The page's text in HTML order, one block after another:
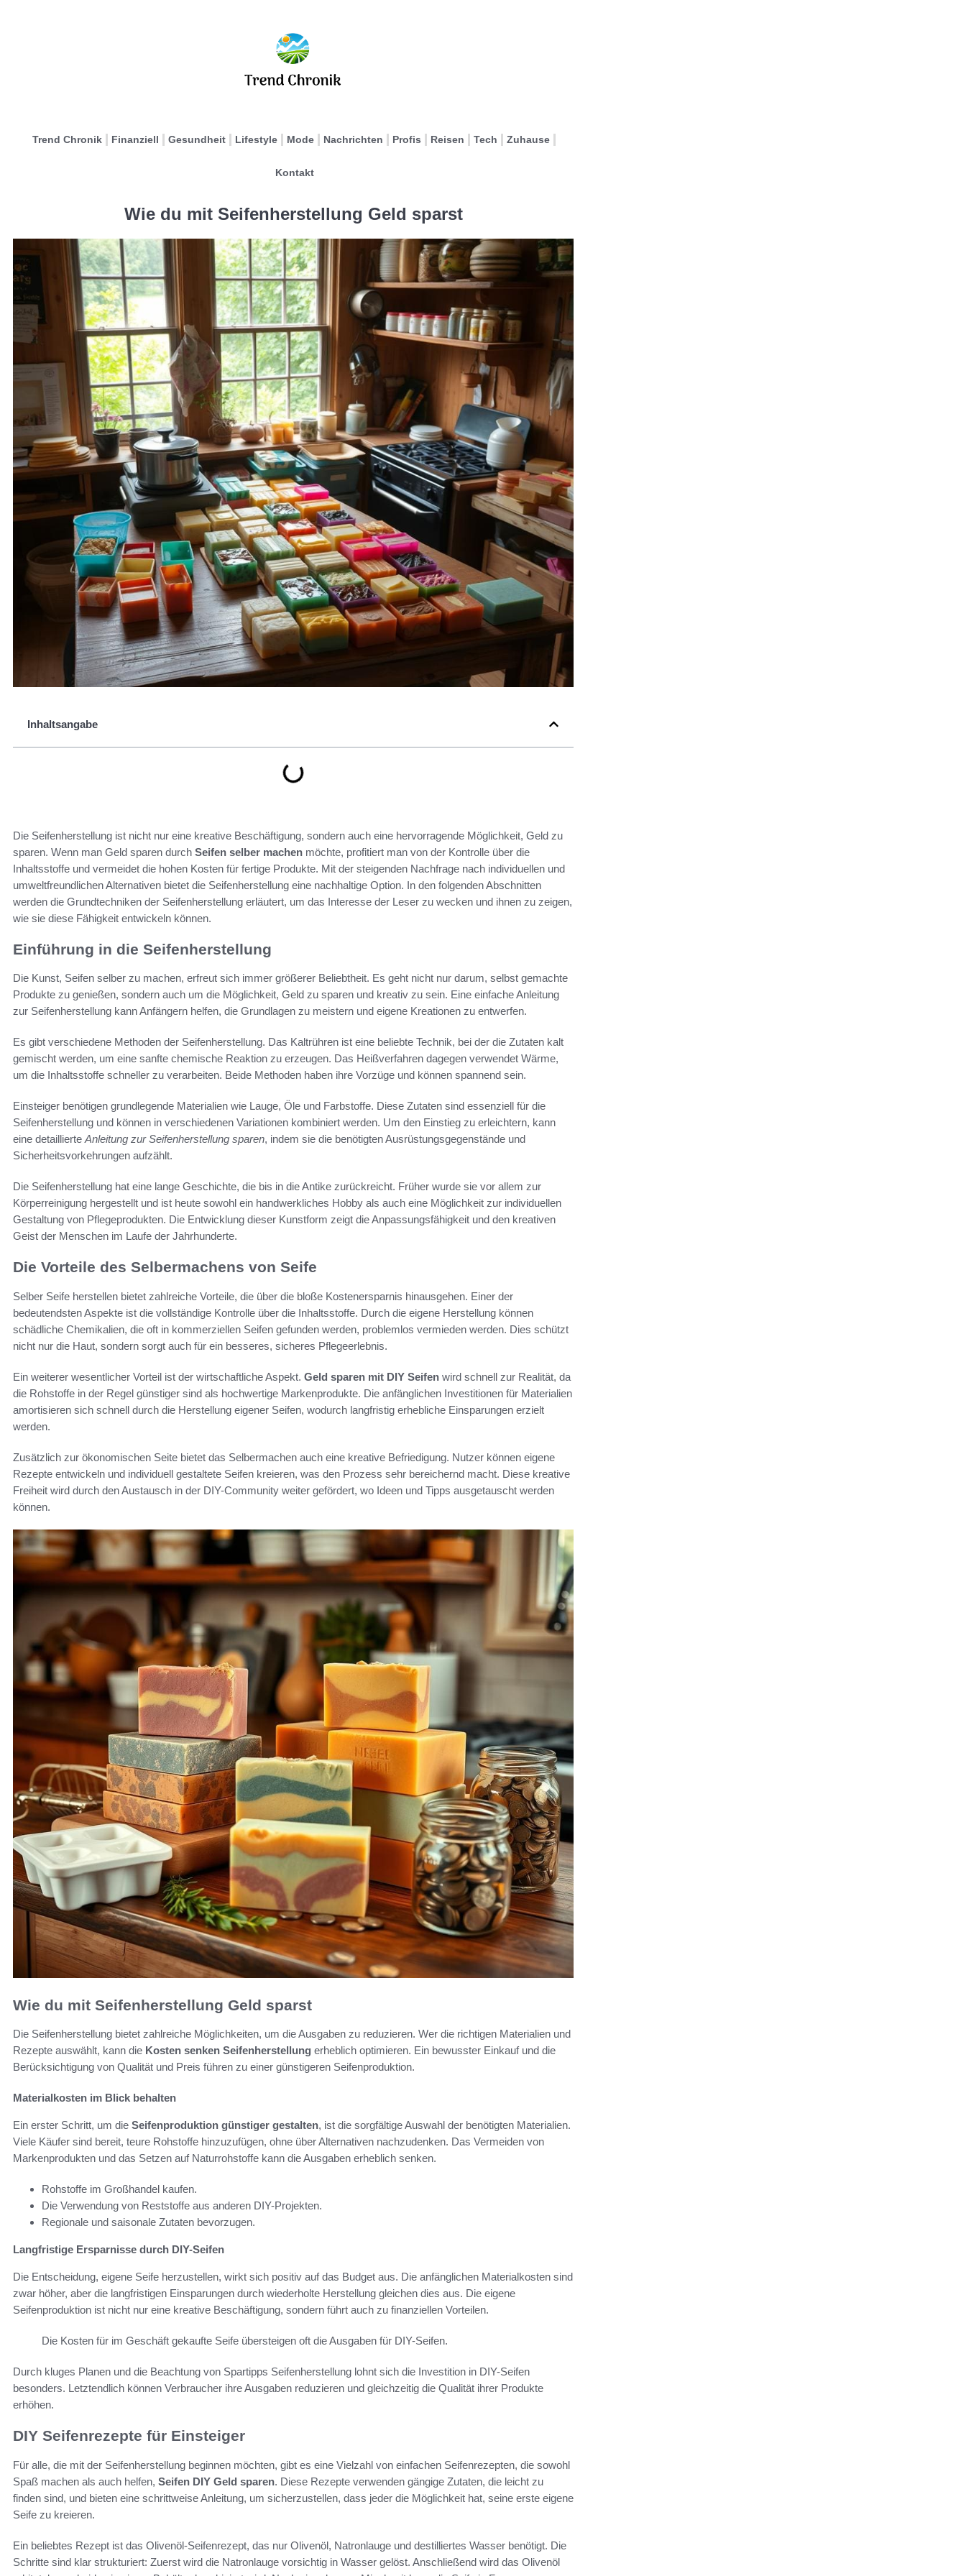
Trend Chronik Finanziell Gesundheit Lifestyle Mode Nachrichten Profis Reisen Tech Zuhause
Kontakt
Wie du mit Seifenherstellung Geld sparst
Inhaltsangabe
Die Seifenherstellung ist nicht nur eine kreative Beschäftigung, sondern auch eine hervorragende Möglichkeit, Geld zu
sparen. Wenn man Geld sparen durch Seifen selber machen möchte, profitiert man von der Kontrolle über die
Inhaltsstoffe und vermeidet die hohen Kosten für fertige Produkte. Mit der steigenden Nachfrage nach individuellen und
umweltfreundlichen Alternativen bietet die Seifenherstellung eine nachhaltige Option. In den folgenden Abschnitten
werden die Grundtechniken der Seifenherstellung erläutert, um das Interesse der Leser zu wecken und ihnen zu zeigen,
wie sie diese Fähigkeit entwickeln können.
Einführung in die Seifenherstellung
Die Kunst, Seifen selber zu machen, erfreut sich immer größerer Beliebtheit. Es geht nicht nur darum, selbst gemachte
Produkte zu genießen, sondern auch um die Möglichkeit, Geld zu sparen und kreativ zu sein. Eine einfache Anleitung
zur Seifenherstellung kann Anfängern helfen, die Grundlagen zu meistern und eigene Kreationen zu entwerfen.
Es gibt verschiedene Methoden der Seifenherstellung. Das Kaltrühren ist eine beliebte Technik, bei der die Zutaten kalt
gemischt werden, um eine sanfte chemische Reaktion zu erzeugen. Das Heißverfahren dagegen verwendet Wärme,
um die Inhaltsstoffe schneller zu verarbeiten. Beide Methoden haben ihre Vorzüge und können spannend sein.
Einsteiger benötigen grundlegende Materialien wie Lauge, Öle und Farbstoffe. Diese Zutaten sind essenziell für die
Seifenherstellung und können in verschiedenen Variationen kombiniert werden. Um den Einstieg zu erleichtern, kann
eine detaillierteAnleitung zur Seifenherstellung sparen, indem sie die benötigten Ausrüstungsgegenstände und
Sicherheitsvorkehrungen aufzählt.
Die Seifenherstellung hat eine lange Geschichte, die bis in die Antike zurückreicht. Früher wurde sie vor allem zur
Körperreinigung hergestellt und ist heute sowohl ein handwerkliches Hobby als auch eine Möglichkeit zur individuellen
Gestaltung von Pflegeprodukten. Die Entwicklung dieser Kunstform zeigt die Anpassungsfähigkeit und den kreativen
Geist der Menschen im Laufe der Jahrhunderte.
Die Vorteile des Selbermachens von Seife
Selber Seife herstellen bietet zahlreiche Vorteile, die über die bloße Kostenersparnis hinausgehen. Einer der
bedeutendsten Aspekte ist die vollständige Kontrolle über die Inhaltsstoffe. Durch die eigene Herstellung können
schädliche Chemikalien, die oft in kommerziellen Seifen gefunden werden, problemlos vermieden werden. Dies schützt
nicht nur die Haut, sondern sorgt auch für ein besseres, sicheres Pflegeerlebnis.
Ein weiterer wesentlicher Vorteil ist der wirtschaftliche Aspekt. Geld sparen mit DIY Seifen wird schnell zur Realität, da
die Rohstoffe in der Regel günstiger sind als hochwertige Markenprodukte. Die anfänglichen Investitionen für Materialien
amortisieren sich schnell durch die Herstellung eigener Seifen, wodurch langfristig erhebliche Einsparungen erzielt
werden.
Zusätzlich zur ökonomischen Seite bietet das Selbermachen auch eine kreative Befriedigung. Nutzer können eigene
Rezepte entwickeln und individuell gestaltete Seifen kreieren, was den Prozess sehr bereichernd macht. Diese kreative
Freiheit wird durch den Austausch in der DIY-Community weiter gefördert, wo Ideen und Tipps ausgetauscht werden
können.
Wie du mit Seifenherstellung Geld sparst
Die Seifenherstellung bietet zahlreiche Möglichkeiten, um die Ausgaben zu reduzieren. Wer die richtigen Materialien und
Rezepte auswählt, kann die Kosten senken Seifenherstellung erheblich optimieren. Ein bewusster Einkauf und die
Berücksichtigung von Qualität und Preis führen zu einer günstigeren Seifenproduktion.
Materialkosten im Blick behalten
Ein erster Schritt, um die Seifenproduktion günstiger gestalten, ist die sorgfältige Auswahl der benötigten Materialien.
Viele Käufer sind bereit, teure Rohstoffe hinzuzufügen, ohne über Alternativen nachzudenken. Das Vermeiden von
Markenprodukten und das Setzen auf Naturrohstoffe kann die Ausgaben erheblich senken.
Rohstoffe im Großhandel kaufen.
Die Verwendung von Reststoffe aus anderen DIY-Projekten.
Regionale und saisonale Zutaten bevorzugen.
Langfristige Ersparnisse durch DIY-Seifen
Die Entscheidung, eigene Seife herzustellen, wirkt sich positiv auf das Budget aus. Die anfänglichen Materialkosten sind
zwar höher, aber die langfristigen Einsparungen durch wiederholte Herstellung gleichen dies aus. Die eigene
Seifenproduktion ist nicht nur eine kreative Beschäftigung, sondern führt auch zu finanziellen Vorteilen.
Die Kosten für im Geschäft gekaufte Seife übersteigen oft die Ausgaben für DIY-Seifen.
Durch kluges Planen und die Beachtung von Spartipps Seifenherstellung lohnt sich die Investition in DIY-Seifen
besonders. Letztendlich können Verbraucher ihre Ausgaben reduzieren und gleichzeitig die Qualität ihrer Produkte
erhöhen.
DIY Seifenrezepte für Einsteiger
Für alle, die mit der Seifenherstellung beginnen möchten, gibt es eine Vielzahl von einfachen Seifenrezepten, die sowohl
Spaß machen als auch helfen, Seifen DIY Geld sparen. Diese Rezepte verwenden gängige Zutaten, die leicht zu
finden sind, und bieten eine schrittweise Anleitung, um sicherzustellen, dass jeder die Möglichkeit hat, seine erste eigene
Seife zu kreieren.
Ein beliebtes Rezept ist das Olivenöl-Seifenrezept, das nur Olivenöl, Natronlauge und destilliertes Wasser benötigt. Die
Schritte sind klar strukturiert: Zuerst wird die Natronlauge vorsichtig in Wasser gelöst. Anschließend wird das Olivenöl